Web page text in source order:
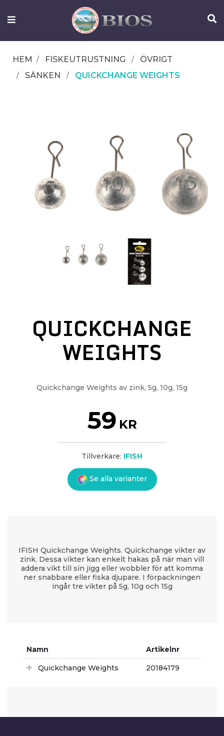
FISKEUTRUSTNING
OM
IFISH
HEM FISKEUTRUSTNING
ÖVRIGT
SÄNKEN
QUICKCHANGE WEIGHTS
QUICKCHANGE
WEIGHTS
Quickchange Weights av zink, 5g, 10g, 15g
59 KR
Tillverkare: IFISH
Se alla varianter
IFISH Quickchange Weights. Quickchange vikter av
zink. Dessa vikter kan enkelt hakas på när man vill
addera vikt till sin jigg eller wobbler för att komma
ner snabbare eller fiska djupare. I förpackningen
ingår tre vikter på 5g, 10g och 15g
Namn Artikelnr
Quickchange Weights 20184179